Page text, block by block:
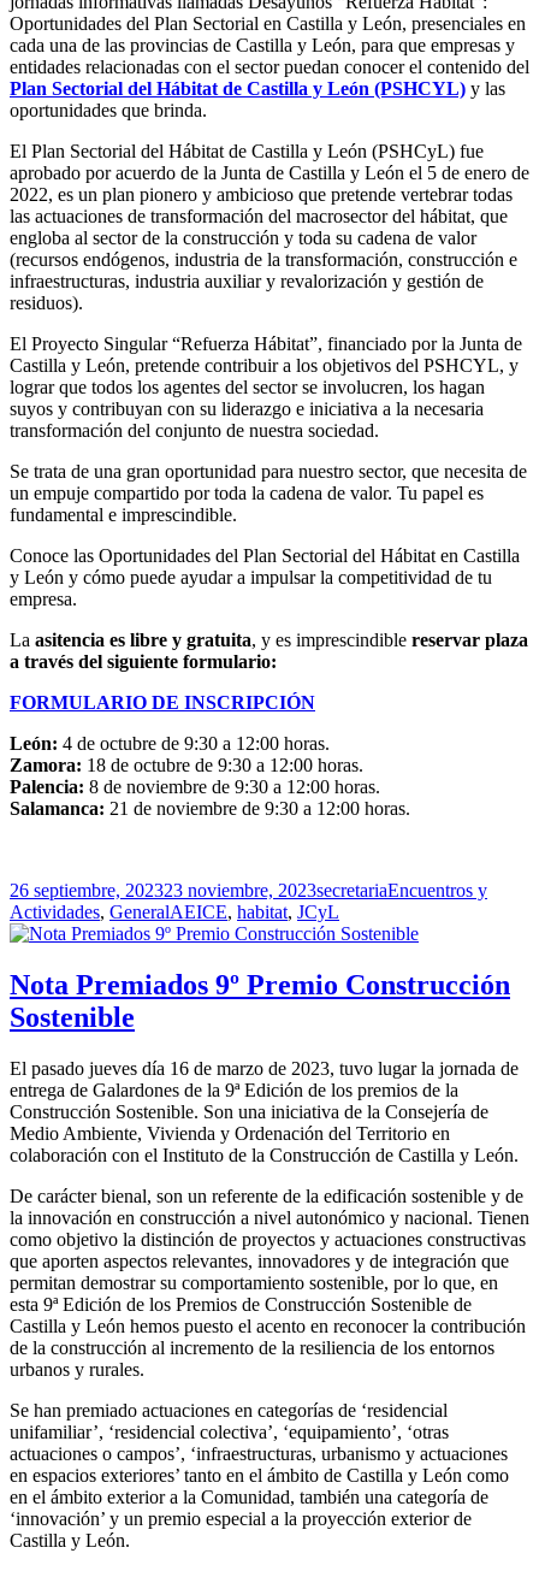
Oportunidades del Plan Sectorial en Castilla y León, presenciales en
cada una de las provincias de Castilla y León, para que empresas y
entidades relacionadas con el sector puedan conocer el contenido del
Plan Sectorial del Hábitat de Castilla y León (PSHCYL) y las
oportunidades que brinda.
El Plan Sectorial del Hábitat de Castilla y León (PSHCyL) fue
aprobado por acuerdo de la Junta de Castilla y León el 5 de enero de
2022, es un plan pionero y ambicioso que pretende vertebrar todas
las actuaciones de transformación del macrosector del hábitat, que
engloba al sector de la construcción y toda su cadena de valor
(recursos endógenos, industria de la transformación, construcción e
infraestructuras, industria auxiliar y revalorización y gestión de
residuos).
El Proyecto Singular “Refuerza Hábitat”, financiado por la Junta de
Castilla y León, pretende contribuir a los objetivos del PSHCYL, y
lograr que todos los agentes del sector se involucren, los hagan
suyos y contribuyan con su liderazgo e iniciativa a la necesaria
transformación del conjunto de nuestra sociedad.
Se trata de una gran oportunidad para nuestro sector, que necesita de
un empuje compartido por toda la cadena de valor. Tu papel es
fundamental e imprescindible.
Conoce las Oportunidades del Plan Sectorial del Hábitat en Castilla
y León y cómo puede ayudar a impulsar la competitividad de tu
empresa.
La asitencia es libre y gratuita, y es imprescindible reservar plaza
a través del siguiente formulario:
FORMULARIO DE INSCRIPCIÓN
León:
Zamora:
Palencia:
Salamanca: 21 de noviembre de 9:30 a 12:00 horas.
Publicado
el
26 septiembre, 202323 noviembre, 2023Autor
secretariaCategorías
Encuentros y
Actividades, GeneralEtiquetas
AEICE, habitat, JCyL
Nota Premiados 9º Premio Construcción
Sostenible
El pasado jueves día 16 de marzo de 2023, tuvo lugar la jornada de
entrega de Galardones de la 9ª Edición de los premios de la
Construcción Sostenible. Son una iniciativa de la Consejería de
Medio Ambiente, Vivienda y Ordenación del Territorio en
colaboración con el Instituto de la Construcción de Castilla y León.
De carácter bienal, son un referente de la edificación sostenible y de
la innovación en construcción a nivel autonómico y nacional. Tienen
como objetivo la distinción de proyectos y actuaciones constructivas
que aporten aspectos relevantes, innovadores y de integración que
permitan demostrar su comportamiento sostenible, por lo que, en
esta 9ª Edición de los Premios de Construcción Sostenible de
Castilla y León hemos puesto el acento en reconocer la contribución
de la construcción al incremento de la resiliencia de los entornos
urbanos y rurales.
Se han premiado actuaciones en categorías de ‘residencial
unifamiliar’, ‘residencial colectiva’, ‘equipamiento’, ‘otras
actuaciones o campos’, ‘infraestructuras, urbanismo y actuaciones
en espacios exteriores’ tanto en el ámbito de Castilla y León como
en el ámbito exterior a la Comunidad, también una categoría de
‘innovación’ y un premio especial a la proyección exterior de
Castilla y León.